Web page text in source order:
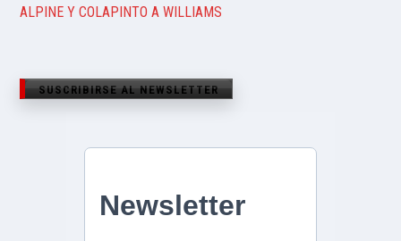
ALPINE Y COLAPINTO A WILLIAMS
SUSCRIBIRSE AL NEWSLETTER